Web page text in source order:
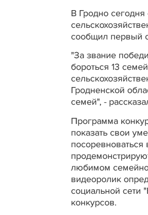
В Гродно сегодня
сообщил первый
"За звание
бороться 13
Гродненской
семей", -
Программа
показать свои
посоревноваться
любимом
видеоролик
социальной сети
конкурсов.